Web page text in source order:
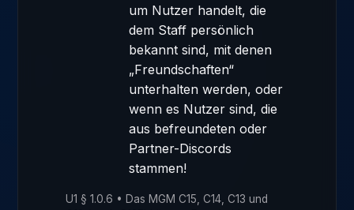
um Nutzer handelt, die
dem Staff persönlich
bekannt sind, mit denen
„Freundschaften“
unterhalten werden, oder
wenn es Nutzer sind, die
aus befreundeten oder
Partner-Discords
stammen!
U1 § 1.0.6 • Das MGM C15, C14, C13 und